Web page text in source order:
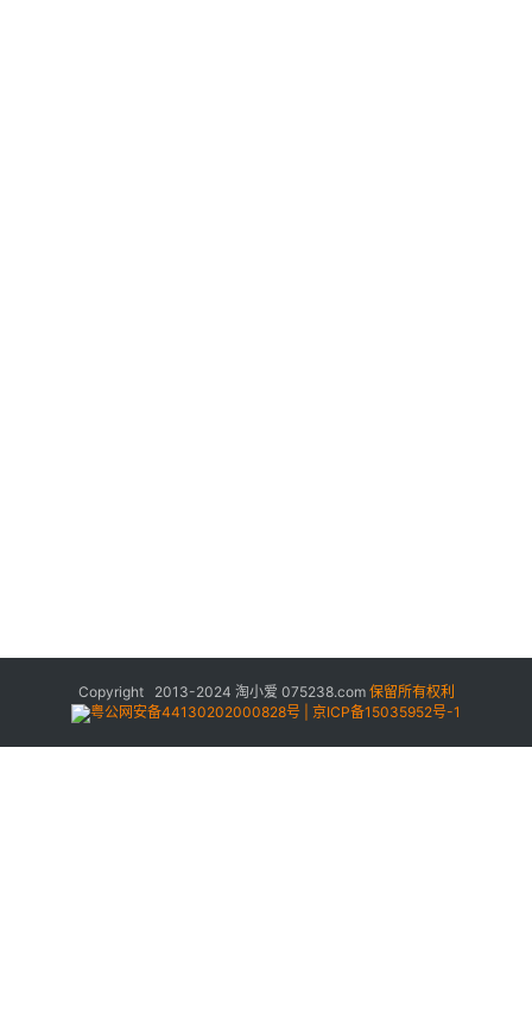
Copyright 2013-2024 淘小爱 075238.com 保留所有权利
粤公网安备44130202000828号 | 京ICP备15035952号-1